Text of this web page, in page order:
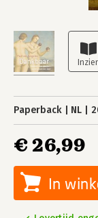
Paperback NL
€ 26,99
In